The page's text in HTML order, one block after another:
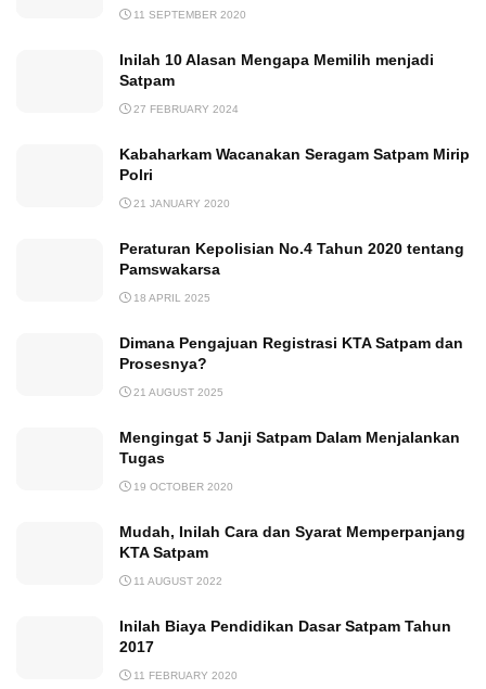
11 SEPTEMBER 2020
Inilah 10 Alasan Mengapa Memilih menjadi
Satpam
27 FEBRUARY 2024
Kabaharkam Wacanakan Seragam Satpam Mirip
Polri
21 JANUARY 2020
Peraturan Kepolisian No.4 Tahun 2020 tentang
Pamswakarsa
18 APRIL 2025
Dimana Pengajuan Registrasi KTA Satpam dan
Prosesnya?
21 AUGUST 2025
Mengingat 5 Janji Satpam Dalam Menjalankan
Tugas
19 OCTOBER 2020
Mudah, Inilah Cara dan Syarat Memperpanjang
KTA Satpam
11 AUGUST 2022
Inilah Biaya Pendidikan Dasar Satpam Tahun
2017
11 FEBRUARY 2020